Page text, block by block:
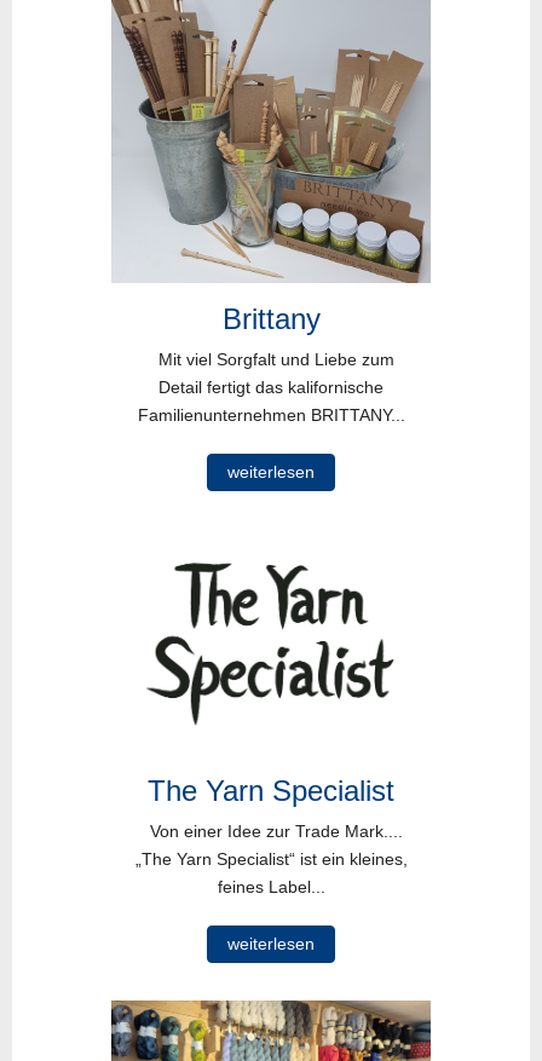
Brittany
Mit viel Sorgfalt und Liebe zum
Detail fertigt das kalifornische
Familienunternehmen BRITTANY...
weiterlesen
The Yarn Specialist
Von einer Idee zur Trade Mark....
„The Yarn Specialist“ ist ein kleines,
feines Label...
weiterlesen